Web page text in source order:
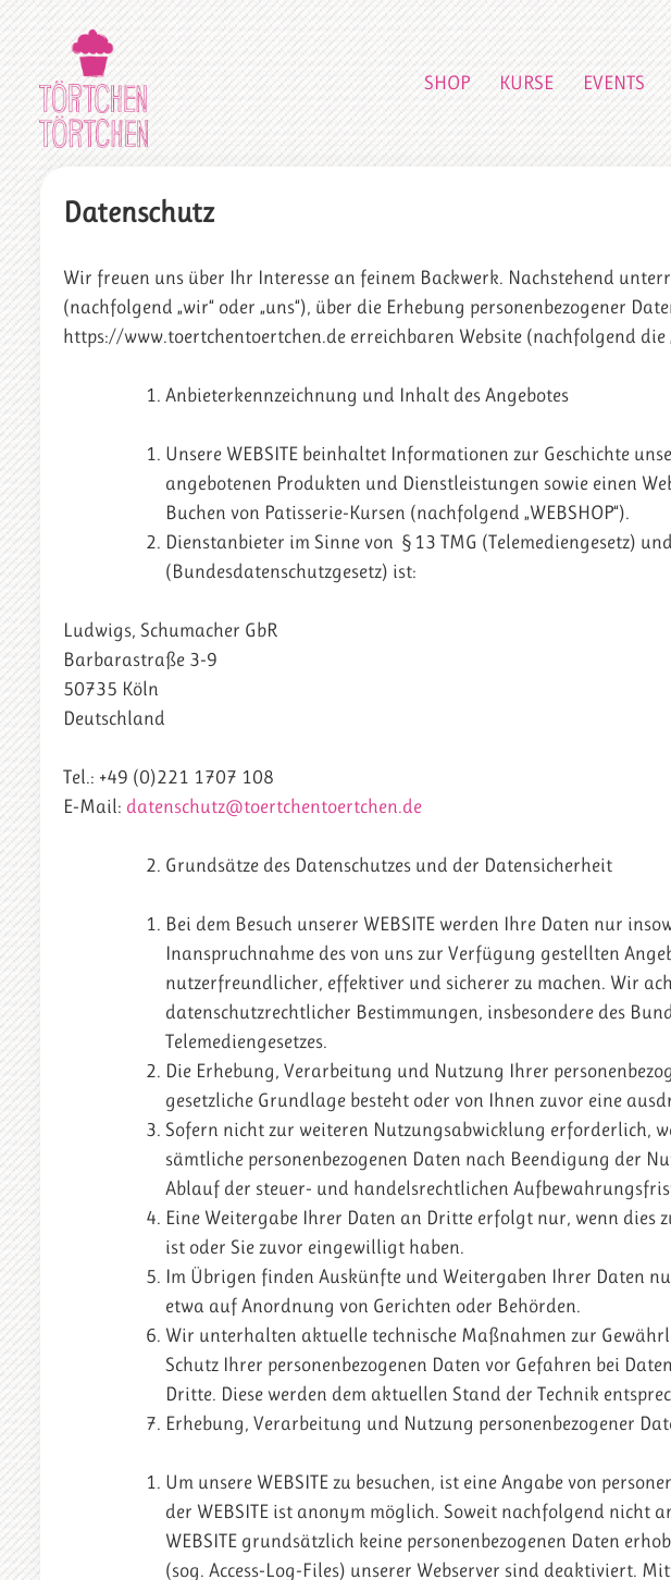
SHOP KURSE EVENTS
Datenschutz
Wir freuen uns über Ihr Interesse an feinem Backwerk. Nachstehend
(nachfolgend „wir“ oder „uns“), über die Erhebung personenbezogener
https://www.toertchentoertchen.de erreichbaren Website (nachfolgend die
Anbieterkennzeichnung und Inhalt des Angebotes
Unsere WEBSITE beinhaltet Informationen zur Geschichte
angebotenen Produkten und Dienstleistungen sowie einen
Buchen von Patisserie-Kursen (nachfolgend „WEBSHOP“).
Dienstanbieter im Sinne von §13 TMG (Telemediengesetz)
(Bundesdatenschutzgesetz) ist:
Ludwigs, Schumacher GbR
Barbarastraße 3-9
50735 Köln
Deutschland
Tel.: +49 (0)221 1707 108
E-Mail: datenschutz@toertchentoertchen.de
Grundsätze des Datenschutzes und der Datensicherheit
Bei dem Besuch unserer WEBSITE werden Ihre Daten nur
Inanspruchnahme des von uns zur Verfügung gestellten
nutzerfreundlicher, effektiver und sicherer zu machen. Wir
datenschutzrechtlicher Bestimmungen, insbesondere des
Telemediengesetzes.
Die Erhebung, Verarbeitung und Nutzung Ihrer
gesetzliche Grundlage besteht oder von Ihnen zuvor eine
Sofern nicht zur weiteren Nutzungsabwicklung erforderlich,
sämtliche personenbezogenen Daten nach Beendigung der
Ablauf der steuer- und handelsrechtlichen
Eine Weitergabe Ihrer Daten an Dritte erfolgt nur, wenn
ist oder Sie zuvor eingewilligt haben.
Im Übrigen finden Auskünfte und Weitergaben Ihrer Daten
etwa auf Anordnung von Gerichten oder Behörden.
Wir unterhalten aktuelle technische Maßnahmen zur
Schutz Ihrer personenbezogenen Daten vor Gefahren bei
Dritte. Diese werden dem aktuellen Stand der Technik
Erhebung, Verarbeitung und Nutzung personenbezogener
Um unsere WEBSITE zu besuchen, ist eine Angabe von
der WEBSITE ist anonym möglich. Soweit nachfolgend nicht
WEBSITE grundsätzlich keine personenbezogenen Daten
(sog. Access-Log-Files) unserer Webserver sind deaktiviert.